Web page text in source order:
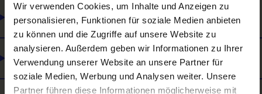
Wir verwenden Cookies, um Inhalte und Anzeigen zu
personalisieren, Funktionen für soziale Medien anbieten
zu können und die Zugriffe auf unsere Website zu
analysieren. Außerdem geben wir Informationen zu Ihrer
Verwendung unserer Website an unsere Partner für
soziale Medien, Werbung und Analysen weiter. Unsere
Partner führen diese Informationen möglicherweise mit
Was es noch gibt
Lehre und Matura